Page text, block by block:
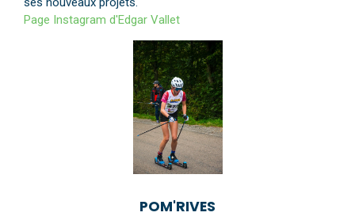
Page Instagram d'Edgar Vallet
POM'RIVES